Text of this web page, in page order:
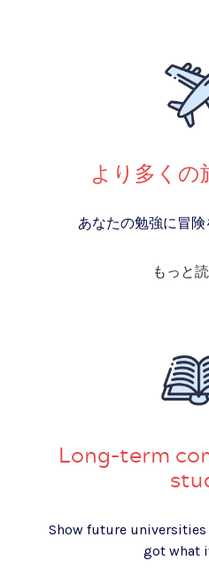
より多くの
あなたの勉強に冒険
もっと
Long-term
Show future
got what